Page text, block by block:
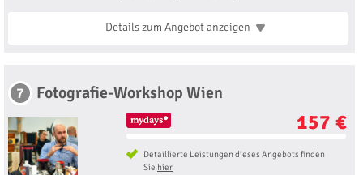
Details zum Angebotanzeigen
7 Fotografie-Workshop Wien
157 €
Detaillierte Leistungen dieses Angebots finden
Sie hier